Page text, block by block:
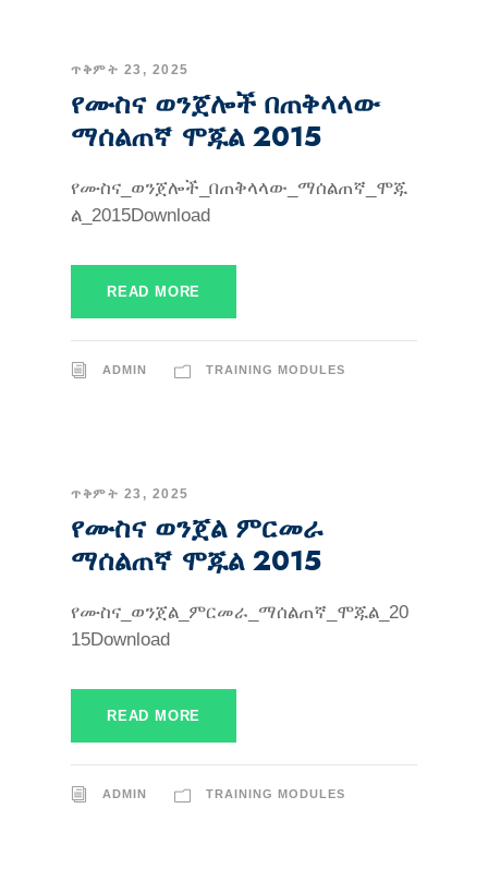
ጥቅምት 23, 2025
የሙስና ወንጀሎች በጠቅላላው
ማሰልጠኛ ሞጁል 2015
የሙስና_ወንጀሎች_በጠቅላላው_ማሰልጠኛ_ሞጁ
ል_2015Download
READ MORE
ADMIN TRAINING MODULES
ጥቅምት 23, 2025
የሙስና ወንጀል ምርመራ
ማሰልጠኛ ሞጁል 2015
የሙስና_ወንጀል_ምርመራ_ማሰልጠኛ_ሞጁል_20
15Download
READ MORE
ADMIN TRAINING MODULES